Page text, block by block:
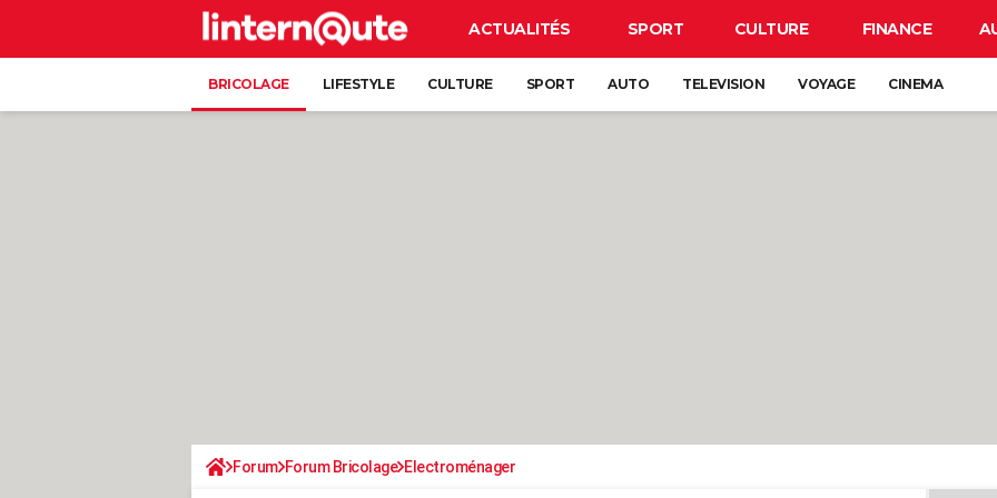
ACTUALITÉS SPORT CULTURE FINANCE
BRICOLAGE LIFESTYLE CULTURE SPORT AUTO TELEVISION VOYAGE CINEMA
Forum Forum Bricolage Electroménager